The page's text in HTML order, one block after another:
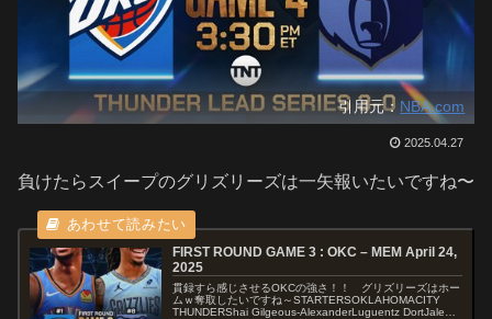
引用元： NBA.com
2025.04.27
負けたらスイープのグリズリーズは一矢報いたいですね〜
FIRST ROUND GAME 3 : OKC – MEM April 24,
2025
貫録すら感じさせるOKCの強さ！！ グリズリーズはホー
ムｗ奪取したいですね～STARTERSOKLAHOMACITY
THUNDERShai Gilgeous-AlexanderLuguentz DortJalen